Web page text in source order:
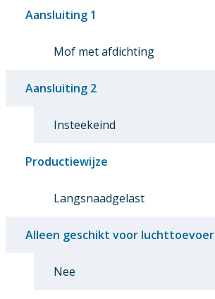
Aansluiting 1
Mof met afdichting
Aansluiting 2
Insteekeind
Productiewijze
Langsnaadgelast
Alleen geschikt voor luchttoevoer
Nee